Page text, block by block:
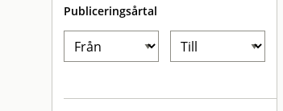
Publiceringsårtal